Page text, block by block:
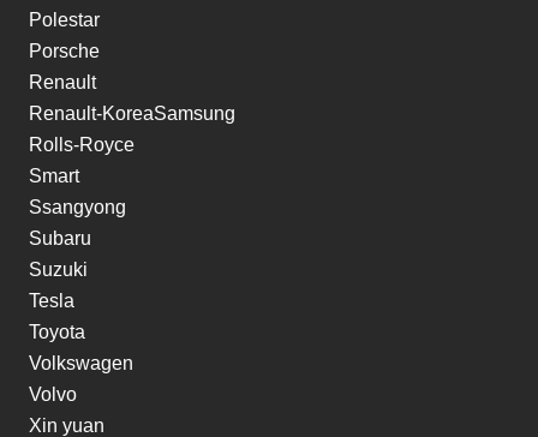
Polestar
Porsche
Renault
Renault-KoreaSamsung
Rolls-Royce
Smart
Ssangyong
Subaru
Suzuki
Tesla
Toyota
Volkswagen
Volvo
Xin yuan